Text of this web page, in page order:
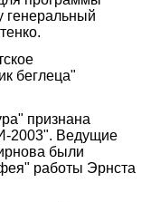
беглеца"
признана
2003". Ведущие
были
работы Эрнста